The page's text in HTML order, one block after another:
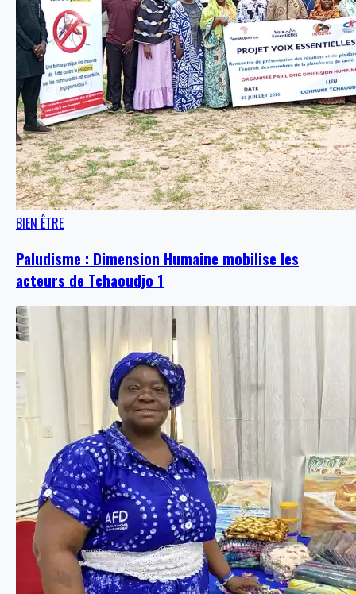
BIEN ÊTRE
Paludisme : Dimension Humaine mobilise les
acteurs de Tchaoudjo 1